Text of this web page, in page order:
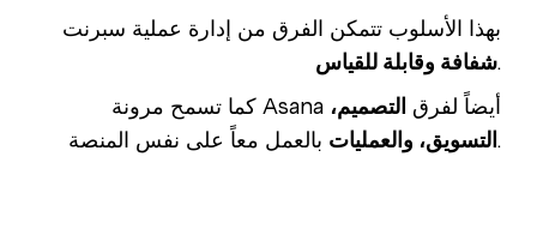
بهذا الأسلوب تتمكن الفرق من إدارة عملية سبرنت
شفافة وقابلة للقياس.
كما تسمح مرونة Asana أيضاً لفرق التصميم،
التسويق، والعملياتبالعمل معاً على نفس المنصة.